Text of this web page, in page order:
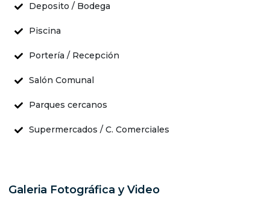
Deposito / Bodega
Piscina
Portería / Recepción
Salón Comunal
Parques cercanos
Supermercados / C. Comerciales
Galeria Fotográfica y Video